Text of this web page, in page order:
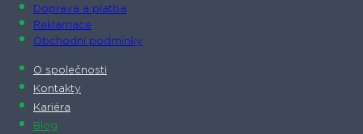
Doprava a platba
Reklamace
Obchodní podmínky
O společnosti​
Kontakty
Kariéra
Blog